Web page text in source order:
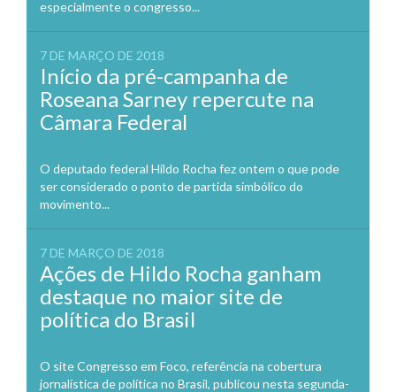
especialmente o congresso...
7 DE MARÇO DE 2018
Início da pré-campanha de
Roseana Sarney repercute na
Câmara Federal
O deputado federal Hildo Rocha fez ontem o que pode
ser considerado o ponto de partida simbólico do
movimento...
7 DE MARÇO DE 2018
Ações de Hildo Rocha ganham
destaque no maior site de
política do Brasil
O site Congresso em Foco, referência na cobertura
jornalística de política no Brasil, publicou nesta segunda-